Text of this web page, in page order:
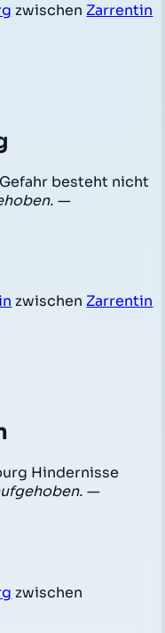
zwischen Zarrentin
besteht nicht
—
zwischen Zarrentin
Hindernisse
—
zwischen